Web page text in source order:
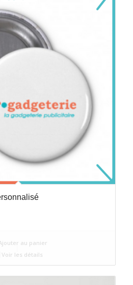
au panier
Voir les détails